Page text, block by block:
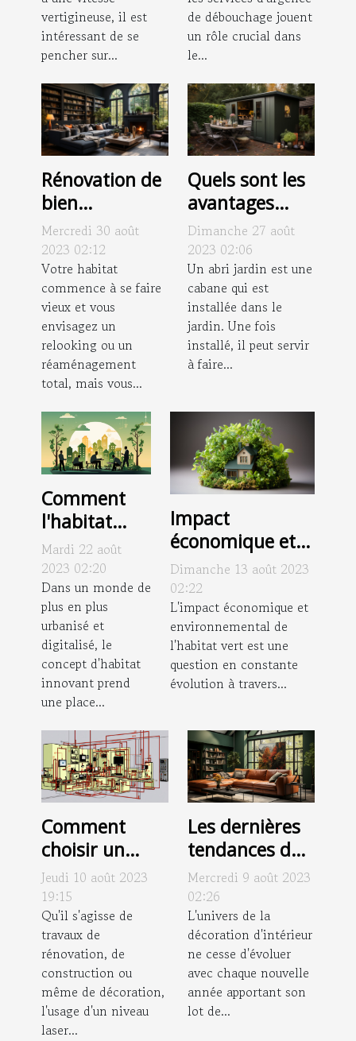
menuiseries à
Évreux?
vertigineuse, il est
intéressant de se
pencher sur...
de débouchage jouent
un rôle crucial dans
le...
Rénovation de
bien
immobilier :
pourquoi avoir
recours à un
architecte
d’intérieur ?
Mercredi 30 août
2023 02:12
Votre habitat
commence à se faire
vieux et vous
envisagez un
relooking ou un
réaménagement
total, mais vous...
Quels sont les
avantages
d’un abri
jardin
métallique ?
Dimanche 27 août
2023 02:06
Un abri jardin est une
cabane qui est
installée dans le
jardin. Une fois
installé, il peut servir
à faire...
Comment
l'habitat
innovant
peut
améliorer la
santé et le
bien-être
Mardi 22 août
2023 02:20
Dans un monde de
plus en plus
urbanisé et
digitalisé, le
concept d'habitat
innovant prend
une place...
Impact
économique et
environnemental
de l'habitat vert
à l'échelle
internationale
Dimanche 13 août 2023
02:22
L'impact économique et
environnemental de
l'habitat vert est une
question en constante
évolution à travers...
Comment
choisir un
niveau laser
adapté à vos
besoins : guide
d'achat
Jeudi 10 août 2023
19:15
Qu'il s'agisse de
travaux de
rénovation, de
construction ou
même de décoration,
l'usage d'un niveau
laser...
Les dernières
tendances de
décoration
d'intérieur en
2021
Mercredi 9 août 2023
02:26
L'univers de la
décoration d'intérieur
ne cesse d'évoluer
avec chaque nouvelle
année apportant son
lot de...